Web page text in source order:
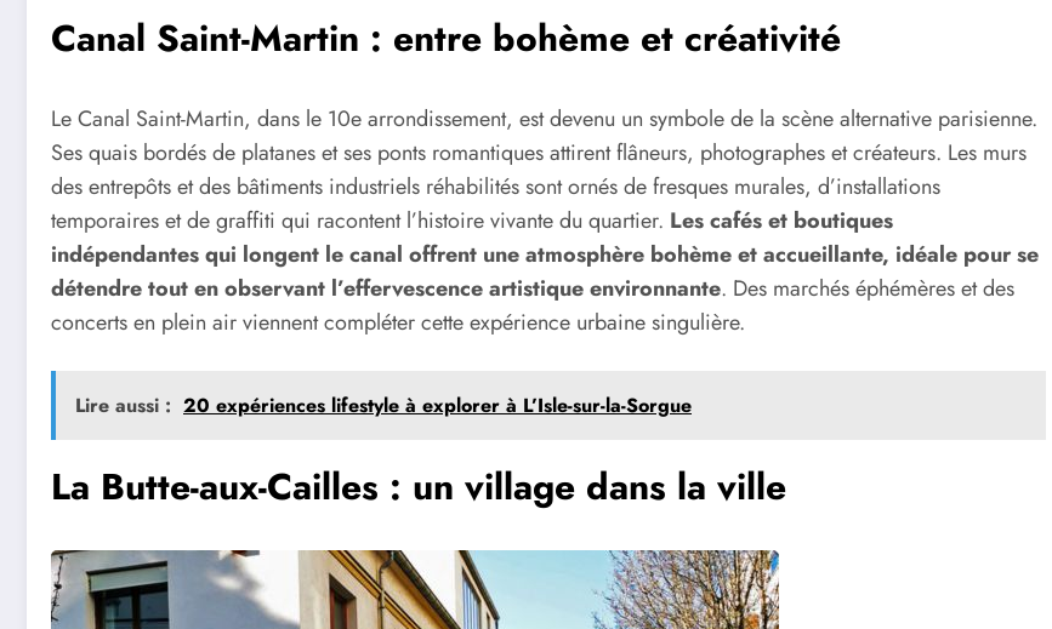
Canal Saint-Martin : entre bohème et créativité
Le Canal Saint-Martin, dans le 10e arrondissement, est devenu un symbole de la scène alternative parisienne.
Ses quais bordés de platanes et ses ponts romantiques attirent flâneurs, photographes et créateurs. Les murs
des entrepôts et des bâtiments industriels réhabilités sont ornés de fresques murales, d’installations
temporaires et de graffiti qui racontent l’histoire vivante du quartier. Les cafés et boutiques
indépendantes qui longent le canal offrent une atmosphère bohème et accueillante, idéale pour se
détendre tout en observant l’effervescence artistique environnante. Des marchés éphémères et des
concerts en plein air viennent compléter cette expérience urbaine singulière.
Lire aussi : 20 expériences lifestyle à explorer à L’Isle-sur-la-Sorgue
La Butte-aux-Cailles : un village dans la ville